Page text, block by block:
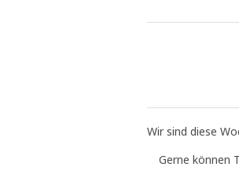
Wir sind diese
Gerne können